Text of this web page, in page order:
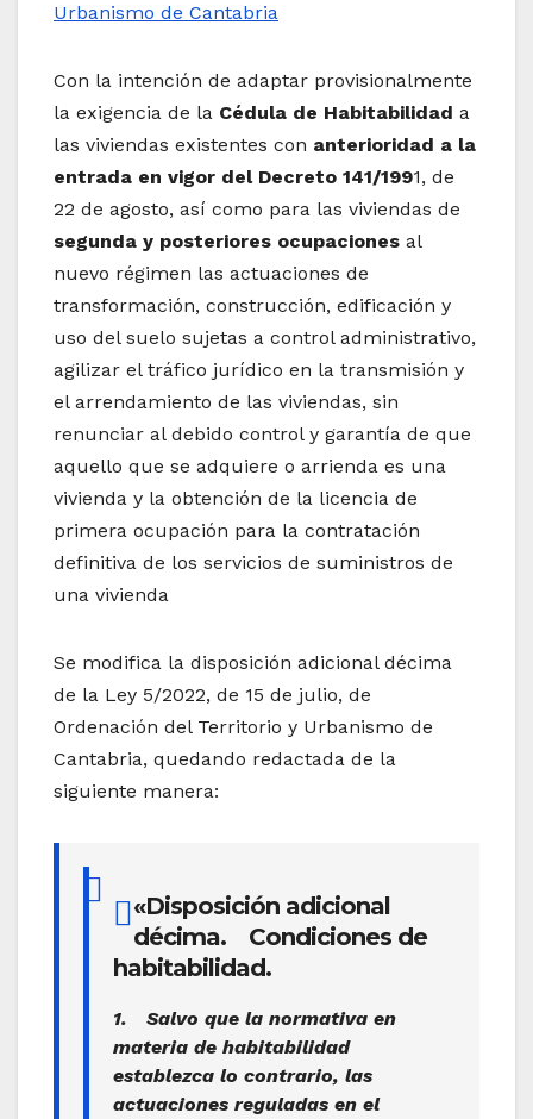
Urbanismo de Cantabria
Con la intención de adaptar provisionalmente
la exigencia de la Cédula de Habitabilidad a
las viviendas existentes con anterioridad a la
entrada en vigor del Decreto 141/1991, de
22 de agosto, así como para las viviendas de
segunda y posteriores ocupaciones al
nuevo régimen las actuaciones de
transformación, construcción, edificación y
uso del suelo sujetas a control administrativo,
agilizar el tráfico jurídico en la transmisión y
el arrendamiento de las viviendas, sin
renunciar al debido control y garantía de que
aquello que se adquiere o arrienda es una
vivienda y la obtención de la licencia de
primera ocupación para la contratación
definitiva de los servicios de suministros de
una vivienda
Se modifica la disposición adicional décima
de la Ley 5/2022, de 15 de julio, de
Ordenación del Territorio y Urbanismo de
Cantabria, quedando redactada de la
siguiente manera:
«Disposición adicional
décima. Condiciones de
habitabilidad.
1. Salvo que la normativa en
materia de habitabilidad
establezca lo contrario, las
actuaciones reguladas en el